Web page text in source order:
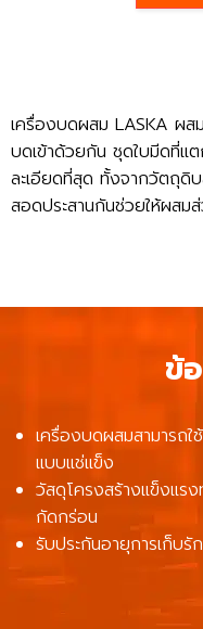
เครื่องบดผสม LASKA ผส
บดเข้าด้วยกัน ชุดใบมีดที่แ
ละเอียดที่สุด ทั้งจากวัตถุดิ
สอดประสานกันช่วยให้ผส
ข้
เครื่องบดผสมสามารถ
แบบแช่แข็ง
วัสดุโครงสร้างแข็งแร
กัดกร่อน
รับประกันอายุการเก็บรั